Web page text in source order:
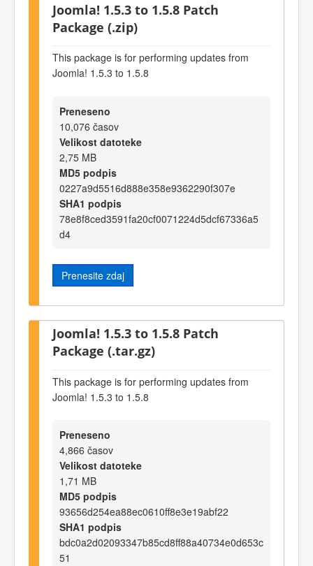
Joomla! 1.5.3 to 1.5.8 Patch
Package (.zip)
This package is for performing updates from
Joomla! 1.5.3 to 1.5.8
Preneseno
10,076 časov
Velikost datoteke
2,75 MB
MD5 podpis
0227a9d5516d888e358e9362290f307e
SHA1 podpis
78e8f8ced3591fa20cf0071224d5dcf67336a5
d4
Prenesite zdaj
Joomla! 1.5.3 to 1.5.8 Patch
Package (.tar.gz)
This package is for performing updates from
Joomla! 1.5.3 to 1.5.8
Preneseno
4,866 časov
Velikost datoteke
1,71 MB
MD5 podpis
93656d254ea88ec0610ff8e3e19abf22
SHA1 podpis
bdc0a2d02093347b85cd8ff88a40734e0d653c
51